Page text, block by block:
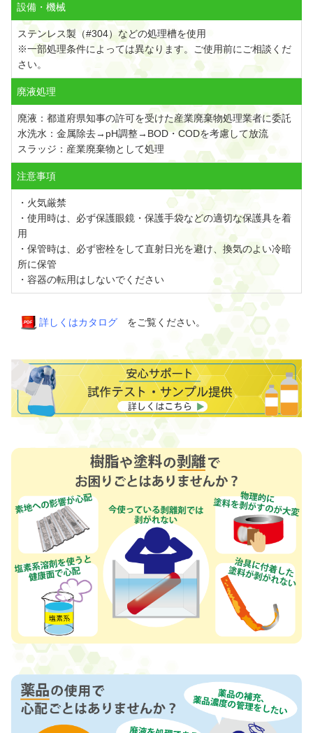
設備・機械
ステンレス製（#304）などの処理槽を使用
※一部処理条件によっては異なります。ご使用前にご相談くだ
さい。
廃液処理
廃液：都道府県知事の許可を受けた産業廃棄物処理業者に委託
水洗水：金属除去→pH調整→BOD・CODを考慮して放流
スラッジ：産業廃棄物として処理
注意事項
・火気厳禁
・使用時は、必ず保護眼鏡・保護手袋などの適切な保護具を着
用
・保管時は、必ず密栓をして直射日光を避け、換気のよい冷暗
所に保管
・容器の転用はしないでください
詳しくはカタログ をご覧ください。